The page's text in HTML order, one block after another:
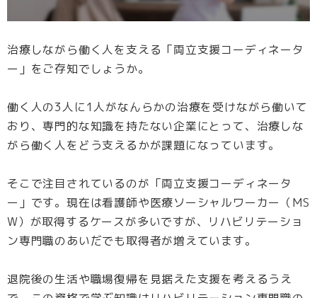
治療しながら働く人を支える「両立支援コーディネータ
ー」をご存知でしょうか。
働く人の3人に1人がなんらかの治療を受けながら働いて
おり、専門的な知識を持たない企業にとって、治療しな
がら働く人をどう支えるかが課題になっています。
そこで注目されているのが「両立支援コーディネータ
ー」です。現在は看護師や医療ソーシャルワーカー（MS
W）が取得するケースが多いですが、リハビリテーショ
ン専門職のあいだでも取得者が増えています。
退院後の生活や職場復帰を見据えた支援を考えるうえ